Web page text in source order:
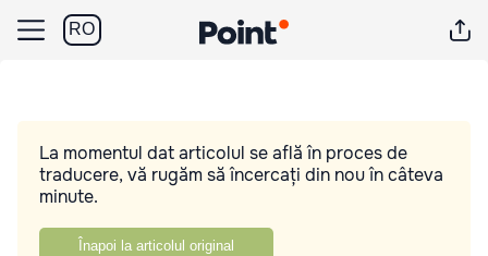
RO
La momentul dat articolul se află în proces de
traducere, vă rugăm să încercați din nou în câteva
minute.
Înapoi la articolul original